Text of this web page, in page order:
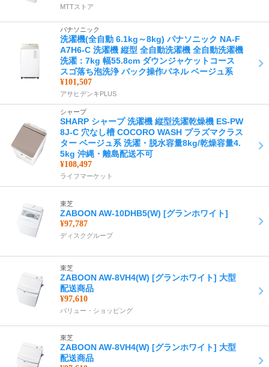
MTTストア
パナソニック
洗濯機(全自動 6.1kg～8kg) パナソニック NA-F
A7H6-C 洗濯機 縦型 全自動洗濯機 全自動洗濯機
洗濯：7kg 幅55.8cm ダウンジャケットコース
スゴ落ち泡洗浄 バック操作パネル ベージュ系
¥101,507
アサヒデンキPLUS
シャープ
SHARP シャープ 洗濯機 縦型洗濯乾燥機 ES-PW
8J-C 穴なし槽 COCORO WASH プラズマクラス
ター ベージュ系 洗濯・脱水容量8kg/乾燥容量4.
5kg 沖縄・離島配送不可
¥108,497
ライフマーケット
東芝
ZABOON AW-10DHB5(W) [グランホワイト]
¥97,787
ディスクグループ
東芝
ZABOON AW-8VH4(W) [グランホワイト] 大型
配送商品
¥97,610
バリュー・ショッピング
東芝
ZABOON AW-8VH4(W) [グランホワイト] 大型
配送商品